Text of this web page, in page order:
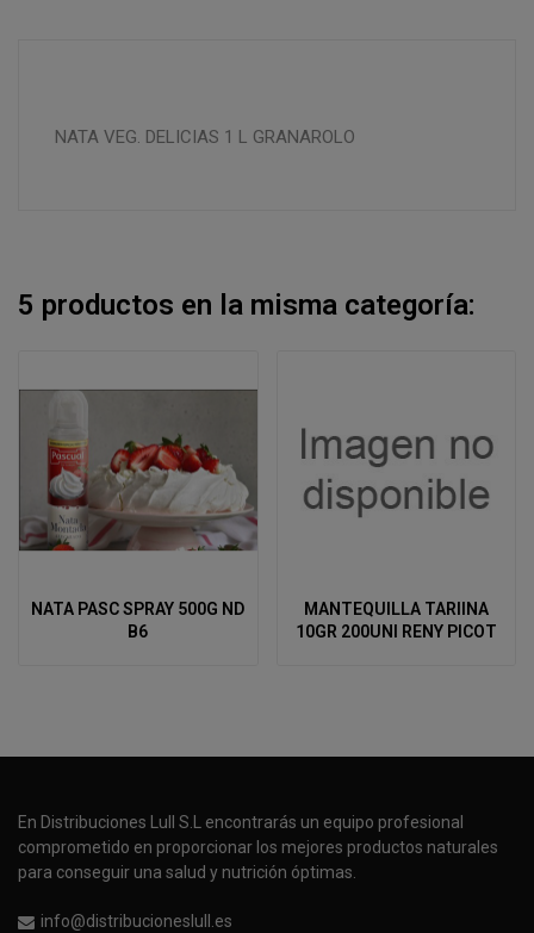
NATA VEG. DELICIAS 1 L GRANAROLO
5 productos en la misma categoría:
NATA PASC SPRAY 500G ND
B6
MANTEQUILLA TARIINA
10GR 200UNI RENY PICOT
En Distribuciones Lull S.L encontrarás un equipo profesional
comprometido en proporcionar los mejores productos naturales
para conseguir una salud y nutrición óptimas.
info@distribucioneslull.es